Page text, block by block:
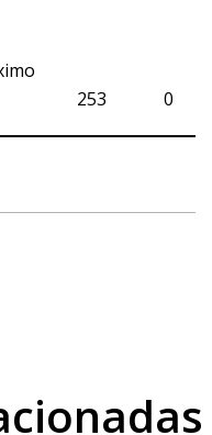
0
253